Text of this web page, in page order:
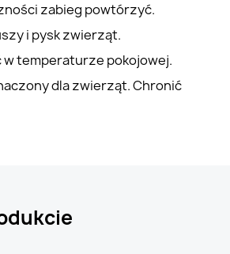
zabieg powtórzyć.
i pysk zwierząt.
w temperaturze pokojowej.
dla zwierząt. Chronić